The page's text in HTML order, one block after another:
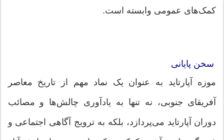
کمک‌های عمومی وابسته است.
سخن پایانی
موزه آپارتاید به عنوان یک نماد مهم از تاریخ معاصر
آفریقای جنوبی، نه تنها به یادآوری چالش‌ها و مصائب
دوران آپارتاید می‌پردازد، بلکه به ترویج آگاهی اجتماعی و